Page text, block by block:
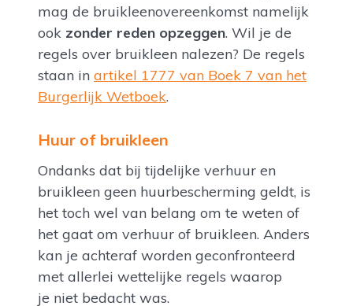
mag de bruikleenovereenkomst namelijk
ook zonder reden opzeggen. Wil je de
regels over bruikleen nalezen? De regels
staan in artikel 1777 van Boek 7 van het
Burgerlijk Wetboek.
Huur of bruikleen
Ondanks dat bij tijdelijke verhuur en
bruikleen geen huurbescherming geldt, is
het toch wel van belang om te weten of
het gaat om verhuur of bruikleen. Anders
kan je achteraf worden geconfronteerd
met allerlei wettelijke regels waarop
je niet bedacht was.